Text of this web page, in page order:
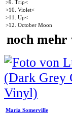
>9. Trip<
>10. Violet<
>11. Up<
>12. October Moon
noch
Maria Somerville